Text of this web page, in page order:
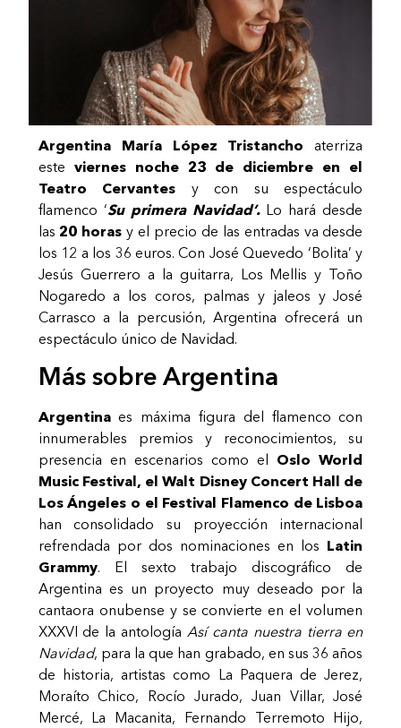
Argentina María López Tristancho aterriza
este viernes noche 23 de diciembre en el
Teatro Cervantes y con su espectáculo
flamenco ‘Su primera Navidad’. Lo hará desde
las20 horas y el precio de las entradas va desde
los 12 a los 36 euros. Con José Quevedo ‘Bolita’ y
Jesús Guerrero a la guitarra, Los Mellis y Toño
Nogaredo a loscoros, palmas y jaleos yJosé
Carrasco a la percusión, Argentina ofrecerá un
espectáculo único de Navidad.
Más sobre Argentina
Argentinaes máxima figura del flamenco con
innumerables premios y reconocimientos, su
presencia en escenarios como el Oslo World
Music Festival, el Walt Disney Concert Hall de
Los Ángeles o el Festival Flamenco de Lisboa
han consolidado su proyección internacional
refrendada por dos nominaciones en los Latin
Grammy. El sexto trabajo discográfico de
Argentina es un proyecto muy deseado por la
cantaora onubense y se convierte en el volumen
XXXVI de la antología Así canta nuestra tierra en
Navidad, para la que han grabado, en sus 36 años
de historia, artistas como La Paquera de Jerez,
Moraíto Chico, Rocío Jurado, Juan Villar, José
Mercé, La Macanita, Fernando Terremoto Hijo,